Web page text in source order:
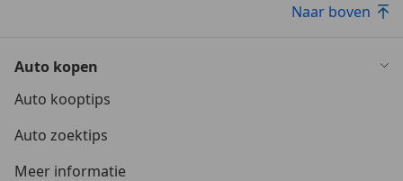
Naar boven
Auto kopen
Auto kooptips
Auto zoektips
Meer informatie